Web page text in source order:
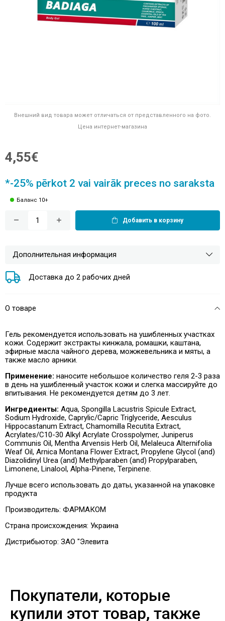
Внешний вид товара может отличаться от представленного на фото.
Цена интернет-магазина
4,55€
*-25% pērkot 2 vai vairāk preces no saraksta
Баланс 10+
Добавить в корзину
Дополнительная информация
Доставка до 2 рабочих дней
О товаре
Гель рекомендуется использовать на ушибленных участках
кожи. Содержит экстракты кинжала, ромашки, каштана,
эфирные масла чайного дерева, можжевельника и мяты, а
также масло арники.
Применение: наносите небольшое количество геля 2-3 раза
в день на ушибленный участок кожи и слегка массируйте до
впитывания. Не рекомендуется детям до 3 лет.
Ингредиенты: Aqua, Spongilla Lacustris Spicule Extract,
Sodium Hydroxide, Caprylic/Capric Triglyceride, Aesculus
Hippocastanum Extract, Chamomilla Recutita Extract,
Acrylates/C10-30 Alkyl Acrylate Crosspolymer, Juniperus
Communis Oil, Mentha Arvensis Herb Oil, Melaleuca Alternifolia
Weaf Oil, Arnica Montana Flower Extract, Propylene Glycol (and)
Diazolidinyl Urea (and) Methylparaben (and) Propylparaben,
Limonene, Linalool, Alpha-Pinene, Terpinene.
Лучше всего использовать до даты, указанной на упаковке
продукта
Производитель: ФАРМАКОМ
Страна происхождения: Украина
Дистрибьютор: ЗАО "Элевита
Покупатели, которые
купили этот товар, также